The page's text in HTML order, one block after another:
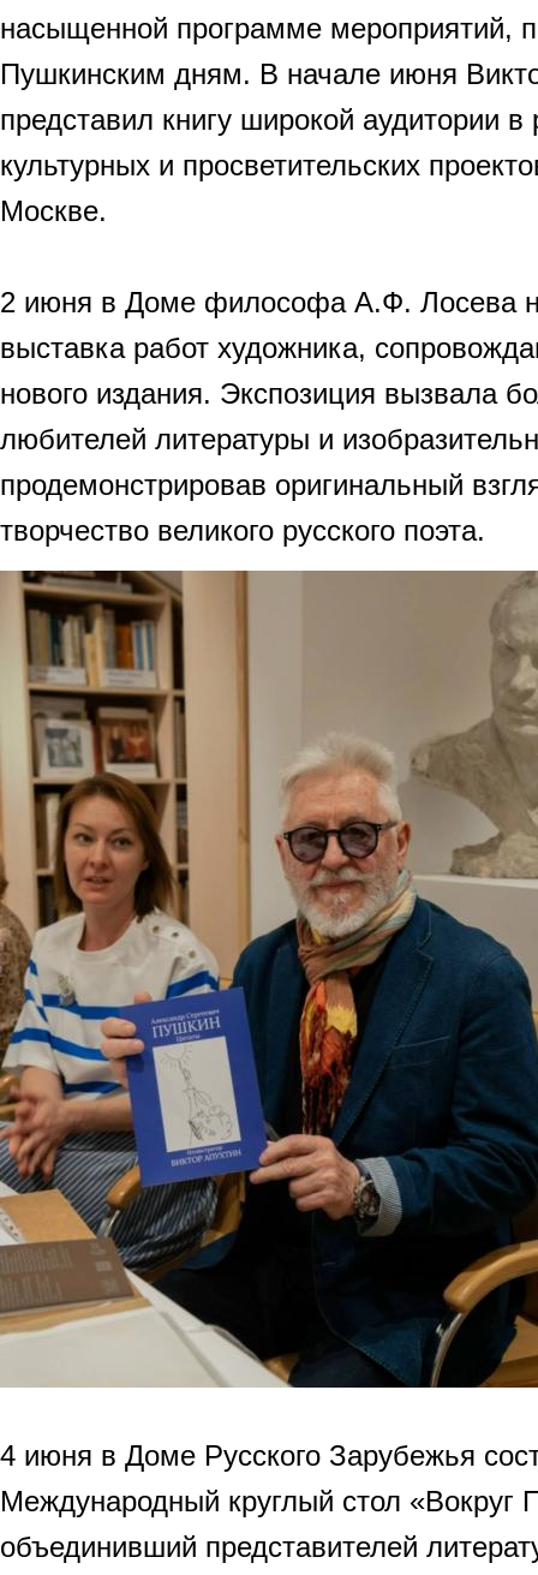
насыщенной программе мероприятий,
Пушкинским дням. В начале июня
представил книгу широкой аудитории
культурных и просветительских
Москве.
2 июня в Доме философа А.Ф. Лосева
выставка работ художника,
нового издания. Экспозиция вызвала
любителей литературы и
продемонстрировав оригинальный
творчество великого русского поэта.
4 июня в Доме Русского Зарубежья
Международный круглый стол «Вокруг
объединивший представителей